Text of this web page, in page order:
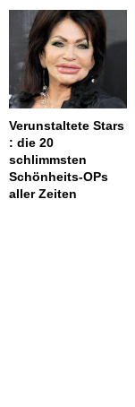
Verunstaltete Stars
: die 20
schlimmsten
Schönheits-OPs
aller Zeiten